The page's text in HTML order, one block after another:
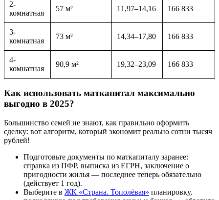
2-
комнатная
57 м² 11,97–14,16 166 833
3-
комнатная
73 м² 14,34–17,80 166 833
4-
комнатная
90,9 м² 19,32–23,09 166 833
Как использовать маткапитал максимально
выгодно в 2025?
Большинство семей не знают, как правильно оформить
сделку: вот алгоритм, который экономит реально сотни тысяч
рублей!
Подготовьте документы по маткапиталу заранее:
справка из ПФР, выписка из ЕГРН, заключение о
пригодности жилья — последнее теперь обязательно
(действует 1 год).
Выберите в ЖК «Страна. Тополёвая» планировку,